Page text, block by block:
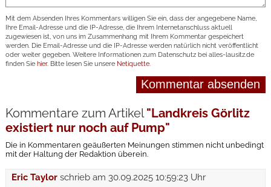
Mit dem Absenden Ihres Kommentars willigen Sie ein, dass der angegebene Name,
Ihre Email-Adresse und die IP-Adresse, die Ihrem Internetanschluss aktuell
zugewiesen ist, von uns im Zusammenhang mit Ihrem Kommentar gespeichert
werden. Die Email-Adresse und die IP-Adresse werden natürlich nicht veröffentlicht
oder weiter gegeben. Weitere Informationen zum Datenschutz bei alles-lausitz.de
finden Sie hier. Bitte lesen Sie unsere Netiquette.
Kommentare zum Artikel"Landkreis Görlitz
existiert nur noch auf Pump"
Die in Kommentaren geäußerten Meinungen stimmen nicht unbedingt
mit der Haltung der Redaktion überein.
Eric Taylor schrieb am 30.09.2025 10:59:23 Uhr